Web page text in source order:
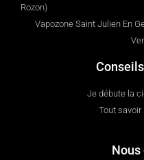
Rozon)
Vapozone Saint Julien En
Je débute la
Tout savoir